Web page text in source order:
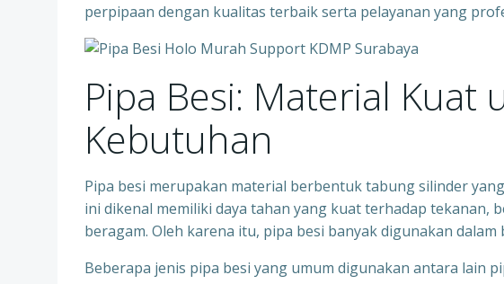
perpipaan dengan kualitas terbaik serta pelayanan yang
Pipa Besi: Material Kuat
Kebutuhan
Pipa besi merupakan material berbentuk tabung silinder
ini dikenal memiliki daya tahan yang kuat terhadap tekanan,
beragam. Oleh karena itu, pipa besi banyak digunakan
Beberapa jenis pipa besi yang umum digunakan antara lain